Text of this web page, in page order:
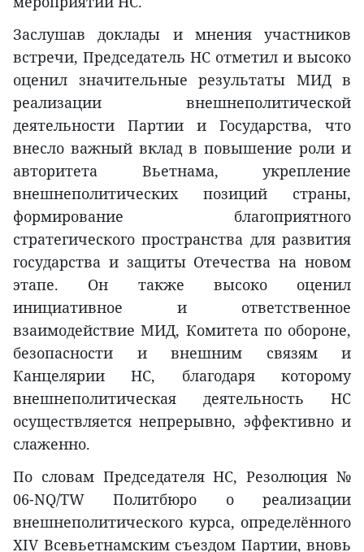
Заслушав доклады и мнения участников
встречи, Председатель НС отметил и высоко
оценил значительные результаты МИД в
реализации внешнеполитической
деятельности Партии и Государства, что
внесло важный вклад в повышение роли и
авторитета Вьетнама, укрепление
внешнеполитических позиций страны,
формирование благоприятного
стратегического пространства для развития
государства и защиты Отечества на новом
этапе. Он также высоко оценил
инициативное и ответственное
взаимодействие МИД, Комитета по обороне,
безопасности и внешним связям и
Канцелярии НС, благодаря которому
внешнеполитическая деятельность НС
осуществляется непрерывно, эффективно и
слаженно.
По словам Председателя НС, Резолюция №
06-NQ/TW Политбюро о реализации
внешнеполитического курса, определённого
XIV Всевьетнамским съездом Партии, вновь